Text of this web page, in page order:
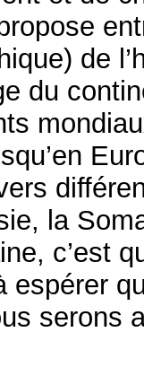
de
du
la
c’est
espérer
serons